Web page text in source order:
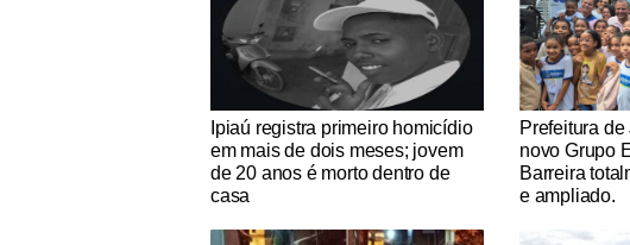
Notícias Católicas
Ipiaú registra primeiro homicídio
em mais de dois meses; jovem
de 20 anos é morto dentro de
casa
Notícias Católicas
Prefeitura
novo Grupo
Barreira
e ampliado.